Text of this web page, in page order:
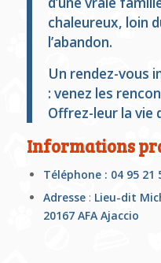
chaleureux, loin
l’abandon.
Un rendez-vous
: venez les
Offrez-leur la vie
Informations
Téléphone : 04 95 21
Adresse: Lieu-dit
20167 AFA Ajaccio